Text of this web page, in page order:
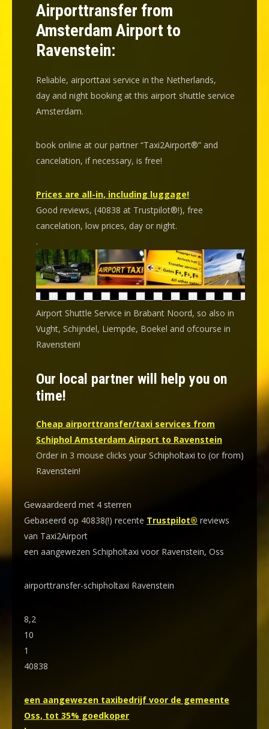
Airporttransfer from
Amsterdam Airport to
Ravenstein:
Reliable, airporttaxi service in the Netherlands,
day and night booking at this airport shuttle service
Amsterdam.
book online at our partner “Taxi2Airport®” and
cancelation, if necessary, is free!
Prices are all-in, including luggage!
Good reviews, (40838 at Trustpilot®!), free
cancelation, low prices, day or night.
.
Airport Shuttle Service in Brabant Noord, so also in
Vught, Schijndel, Liempde, Boekel and ofcourse in
Ravenstein!
Our local partner will help you on
time!
Cheap airporttransfer/taxi services from
Schiphol Amsterdam Airport to Ravenstein
Order in 3 mouse clicks your Schipholtaxi to (or from)
Ravenstein!
Gewaardeerd met 4 sterren
Gebaseerd op 40838(!) recente Trustpilot® reviews
van Taxi2Airport
een aangewezen Schipholtaxi voor Ravenstein, Oss
airporttransfer-schipholtaxi Ravenstein
8,2
10
1
40838
een aangewezen taxibedrijf voor de gemeente
Oss, tot 35% goedkoper